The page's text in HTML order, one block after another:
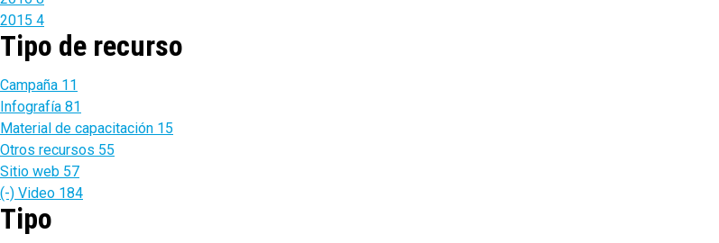
2015 4
Tipo de recurso
Campaña 11
Infografía 81
Material de capacitación 15
Otros recursos 55
Sitio web 57
(-) Video 184
Tipo